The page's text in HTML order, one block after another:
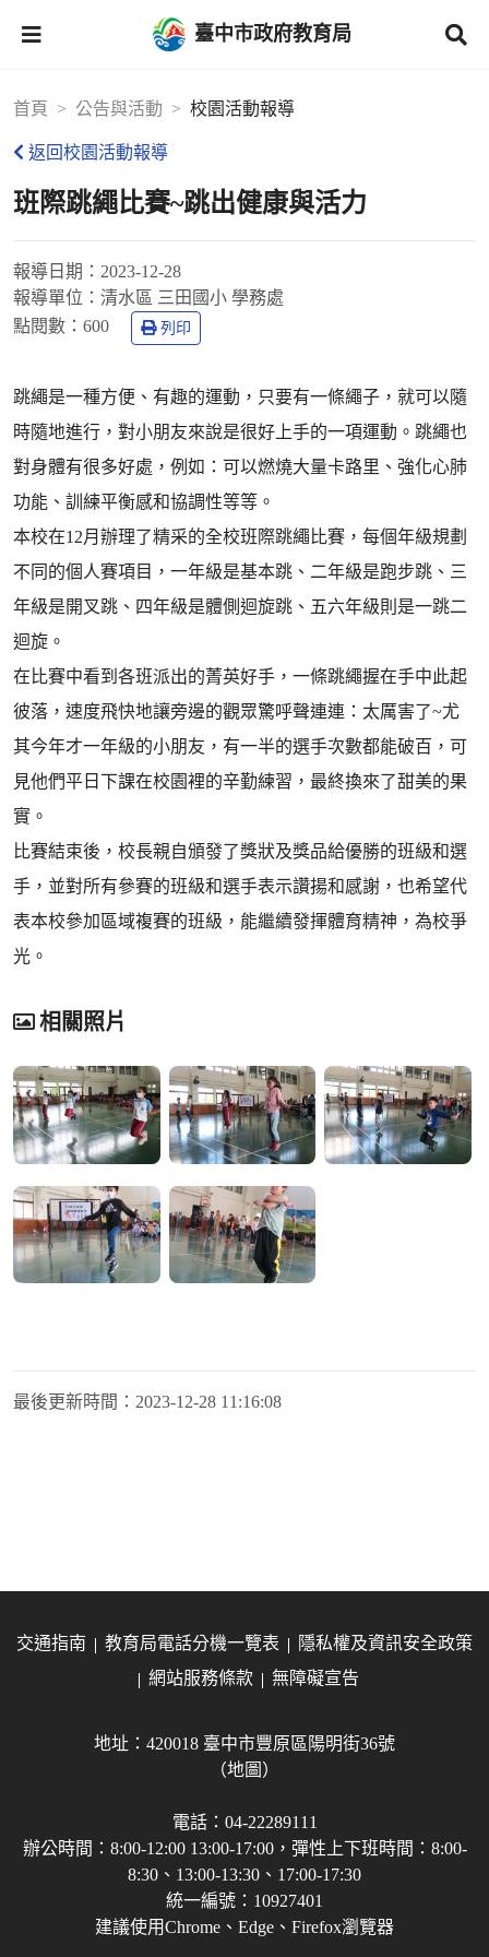
臺中市政府教育局
首頁 公告與活動 校園活動報導
返回校園活動報導
班際跳繩比賽~跳出健康與活力
報導日期： 2023-12-28
報導單位： 清水區 三田國小 學務處
點閱數： 600 列印
跳繩是一種方便、有趣的運動，只要有一條繩子，就可以隨
時隨地進行，對小朋友來說是很好上手的一項運動。跳繩也
對身體有很多好處，例如：可以燃燒大量卡路里、強化心肺
功能、訓練平衡感和協調性等等。
本校在12月辦理了精采的全校班際跳繩比賽，每個年級規劃
不同的個人賽項目，一年級是基本跳、二年級是跑步跳、三
年級是開叉跳、四年級是體側迴旋跳、五六年級則是一跳二
迴旋。
在比賽中看到各班派出的菁英好手，一條跳繩握在手中此起
彼落，速度飛快地讓旁邊的觀眾驚呼聲連連：太厲害了~尤
其今年才一年級的小朋友，有一半的選手次數都能破百，可
見他們平日下課在校園裡的辛勤練習，最終換來了甜美的果
實。
比賽結束後，校長親自頒發了獎狀及獎品給優勝的班級和選
手，並對所有參賽的班級和選手表示讚揚和感謝，也希望代
表本校參加區域複賽的班級，能繼續發揮體育精神，為校爭
光。
相關照片
最後更新時間： 2023-12-28 11:16:08
交通指南 教育局電話分機一覽表
隱私權及資訊安全政策
網站服務條款
無障礙宣告
地址：420018 臺中市豐原區陽明街36號
（地圖）
電話：04-22289111
辦公時間：8:00-12:00 13:00-17:00，彈性上下班時間：8:00-
8:30、13:00-13:30、17:00-17:30
統一編號：10927401
建議使用Chrome、Edge、Firefox瀏覽器